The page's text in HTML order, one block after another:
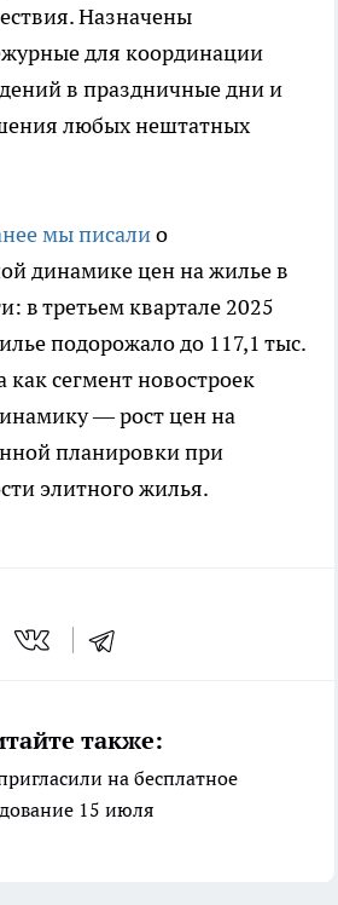
Назначены
для координации
в праздничные дни и
любых нештатных
мы писалио
динамике цен на жилье в
в третьем квартале 2025
подорожало до 117,1 тыс.
как сегмент новостроек
— рост цен на
планировки при
элитного жилья.
также:
на бесплатное
15 июля